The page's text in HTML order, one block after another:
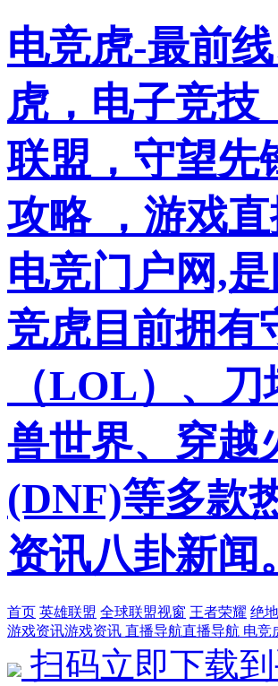
电竞虎-最前
虎，电子竞技
联盟，守望先
攻略 ，游戏
电竞门户网,
竞虎目前拥有
（LOL）、
兽世界、穿越
(DNF)等多款
资讯八卦新闻。
首页 英雄联盟 全球联盟视窗 王者荣耀 绝
游戏资讯游戏资讯 直播导航直播导航 电竞
扫码立即下载